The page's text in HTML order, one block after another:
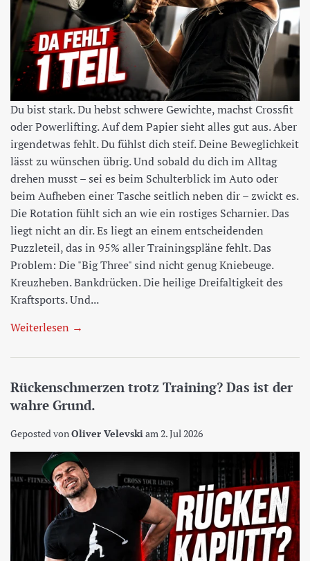
Du bist stark. Du hebst schwere Gewichte, machst Crossfit
oder Powerlifting. Auf dem Papier sieht alles gut aus. Aber
irgendetwas fehlt. Du fühlst dich steif. Deine Beweglichkeit
lässt zu wünschen übrig. Und sobald du dich im Alltag
drehen musst – sei es beim Schulterblick im Auto oder
beim Aufheben einer Tasche seitlich neben dir – zwickt es.
Die Rotation fühlt sich an wie ein rostiges Scharnier. Das
liegt nicht an dir. Es liegt an einem entscheidenden
Puzzleteil, das in 95% aller Trainingspläne fehlt. Das
Problem: Die "Big Three" sind nicht genug Kniebeuge.
Kreuzheben. Bankdrücken. Die heilige Dreifaltigkeit des
Kraftsports. Und...
Weiterlesen →
Rückenschmerzen trotz Training? Das ist der
wahre Grund.
Geposted vonOliver Velevskiam2. Jul 2026